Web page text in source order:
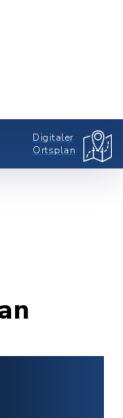
Digitaler
Ortsplan